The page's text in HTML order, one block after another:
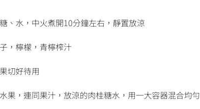
、水，中火煮開10分鐘左右，靜置放涼
，檸檬，青檸榨汁
切好待用
果，連同果汁，放涼的肉桂糖水，用一大容器混合均勻